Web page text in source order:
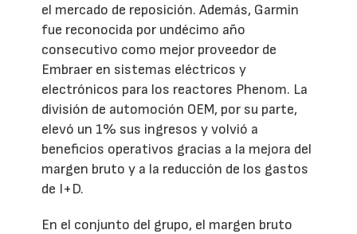
el mercado de reposición. Además, Garmin
fue reconocida por undécimo año
consecutivo como mejor proveedor de
Embraer en sistemas eléctricos y
electrónicos para los reactores Phenom. La
división de automoción OEM, por su parte,
elevó un 1% sus ingresos y volvió a
beneficios operativos gracias a la mejora del
margen bruto y a la reducción de los gastos
de I+D.
En el conjunto del grupo, el margen bruto